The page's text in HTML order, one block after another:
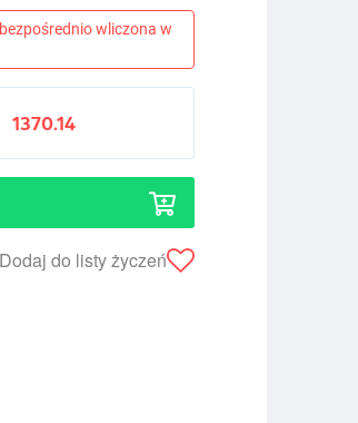
wliczona w
1370.14
Dodaj do listy życzeń